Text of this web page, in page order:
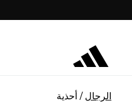
الرجال أحذية